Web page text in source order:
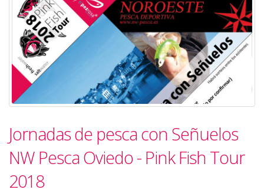
Jornadas de pesca con Señuelos
NW Pesca Oviedo - Pink Fish Tour
2018